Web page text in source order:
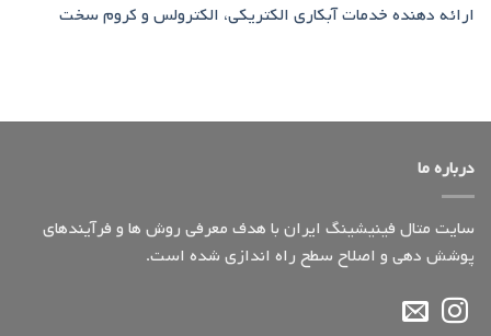
ارائه دهنده خدمات آبکاری الکتریکی، الکترولس و کروم سخت
درباره ما
سایت متال فینیشینگ ایران با هدف معرفی روش ها و فرآیندهای
پوشش دهی و اصلاح سطح راه اندازی شده است.